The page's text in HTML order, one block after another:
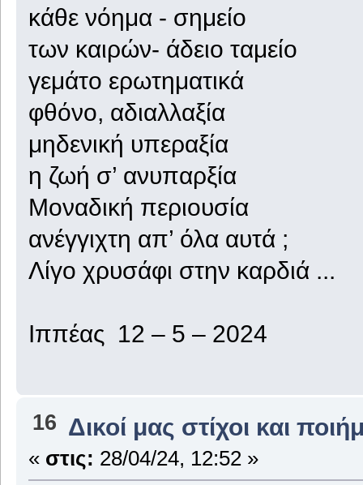
κάθε νόημα - σημείο
των καιρών- άδειο ταμείο
γεμάτο ερωτηματικά
φθόνο, αδιαλλαξία
μηδενική υπεραξία
η ζωή σ’ ανυπαρξία
Μοναδική περιουσία
ανέγγιχτη απ’ όλα αυτά ;
Λίγο χρυσάφι στην καρδιά ...
Ιππέας 12 – 5 – 2024
16 Δικοί μας στίχοι και
« στις: 28/04/24, 12:52 »